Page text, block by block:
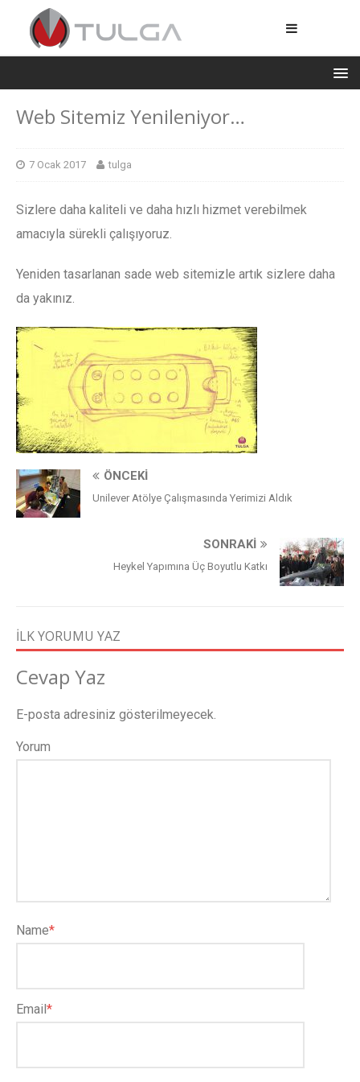
Web Sitemiz Yenileniyor…
7 Ocak 2017 tulga
Sizlere daha kaliteli ve daha hızlı hizmet verebilmek
amacıyla sürekli çalışıyoruz.
Yeniden tasarlanan sade web sitemizle artık sizlere daha
da yakınız.
ÖNCEKI
Unilever Atölye Çalışmasında Yerimizi Aldık
SONRAKI
Heykel Yapımına Üç Boyutlu Katkı
İLK YORUMU YAZ
Cevap Yaz
E-posta adresiniz gösterilmeyecek.
Yorum
Name*
Email*